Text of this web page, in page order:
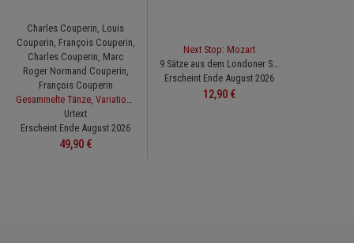
Charles Couperin, Louis
Couperin, François Couperin,
Charles Couperin, Marc
Roger Normand Couperin,
François Couperin
Gesammelte Tänze, Variationen und Tombeau
Urtext
Erscheint Ende August 2026
Regulärer Preis:
49,90 €
Next Stop: Mozart
9 Sätze aus dem Londoner Skizzenbuch
Erscheint Ende August 2026
Regulärer Preis:
12,90 €